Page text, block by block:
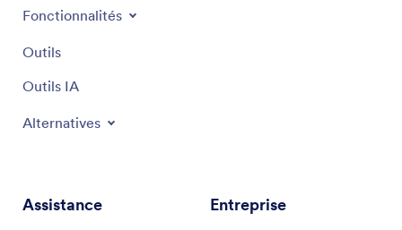
Fonctionnalités
Outils
Outils IA
Alternatives
Assistance Entreprise